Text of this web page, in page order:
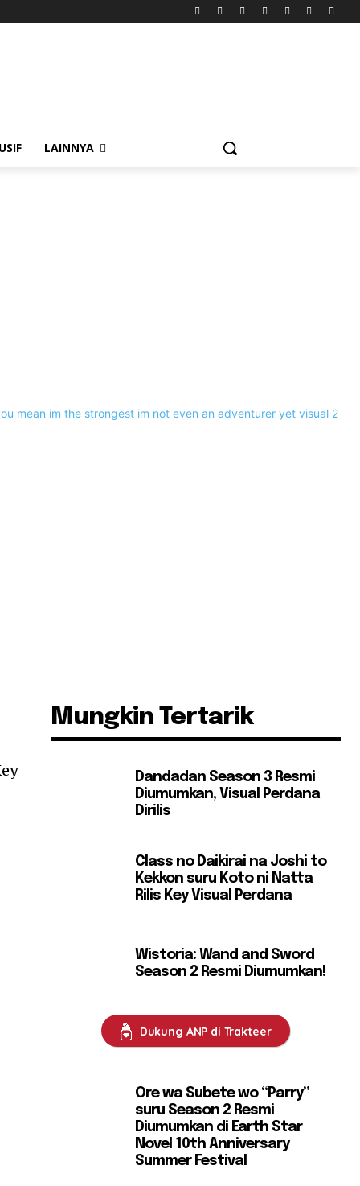
LAINNYA
Mungkin Tertarik
Dandadan Season 3 Resmi
Diumumkan, Visual Perdana
Dirilis
Class no Daikirai na Joshi to
Kekkon suru Koto ni Natta
Rilis Key Visual Perdana
Wistoria: Wand and Sword
Season 2 Resmi Diumumkan!
Dukung ANP di Trakteer
Ore wa Subete wo “Parry”
suru Season 2 Resmi
Diumumkan di Earth Star
Novel 10th Anniversary
Summer Festival